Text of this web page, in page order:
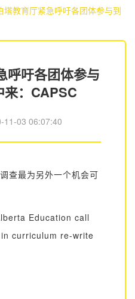
塔教育厅紧急呼吁各团体参与到
呼吁各团体参与
来：CAPSC
11-03 06:07:40
查最为另外一个机会可
Education call
curriculum re-write